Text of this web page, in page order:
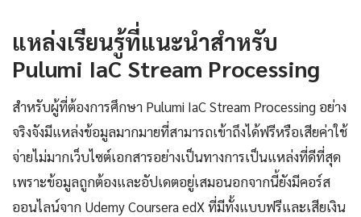
แหล่งเรียนรู้ที่แนะนำสำหรับ
Pulumi IaC Stream Processing
สำหรับผู้ที่ต้องการศึกษา Pulumi IaC Stream Processing อย่าง
จริงจังมีแหล่งข้อมูลมากมายที่สามารถเข้าถึงได้ฟรีหรือเสียค่าใช้
จ่ายไม่มากเว็บไซต์เอกสารอย่างเป็นทางการเป็นแหล่งที่ดีที่สุด
เพราะข้อมูลถูกต้องและอัปเดตอยู่เสมอนอกจากนี้ยังมีคอร์ส
ออนไลน์จาก Udemy Coursera edX ที่มีทั้งแบบฟรีและเสียเงิน